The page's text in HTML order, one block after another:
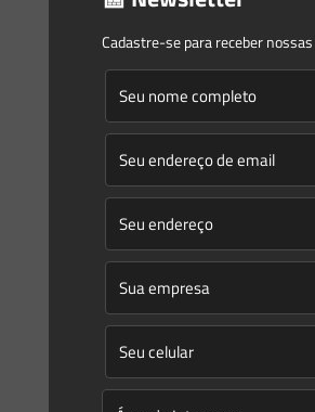
melhor saída?
Umas das grandes preocupações atuais
crise energética a qual nos deparamos.
matriz ser predominantemente hídrica e
1 2 3 4 5 6
10 11
17
18 19 20 21 22
Cadastre-se para receber